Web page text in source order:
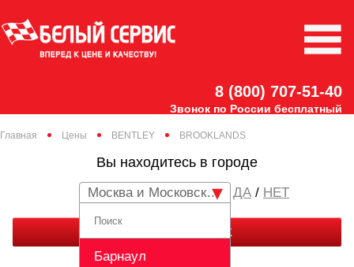
8 (800) 707-51-40
Звонок по России бесплатный
Главная Цены BENTLEY BROOKLANDS
Вы находитесь в городе
Москва и Московская область
Барнаул
/ НЕТ
ЗАКАЗАТЬ ЗВОНОК